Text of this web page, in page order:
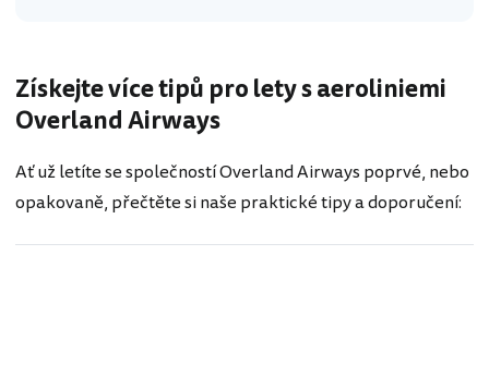
Získejte více tipů pro lety s aeroliniemi
Overland Airways
Ať už letíte se společností Overland Airways poprvé, nebo
opakovaně, přečtěte si naše praktické tipy a doporučení: